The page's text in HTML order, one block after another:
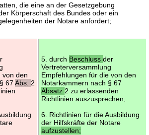
die eine an der Gesetzgebung
Körperschaft des Bundes oder ein
der Notare anfordert;
von den
67 Abs. 2
5. durch Beschluss der
Vertreterversammlung
Empfehlungen für die von den
Notarkammern nach § 67
Absatz 2 zu erlassenden
Richtlinien auszusprechen;
6. Richtlinien für die Ausbildung
der Hilfskräfte der Notare
aufzustellen;